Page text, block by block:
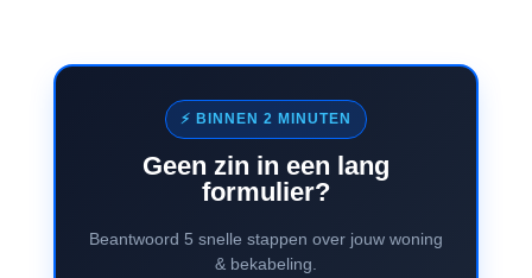
⚡ BINNEN 2 MINUTEN
Geen zin in een lang
formulier?
Beantwoord 5 snelle stappen over jouw woning
& bekabeling.